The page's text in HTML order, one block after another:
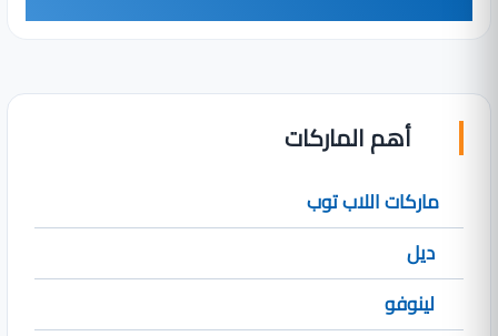
أهم الماركات
ماركات اللاب توب
ديل
لينوفو